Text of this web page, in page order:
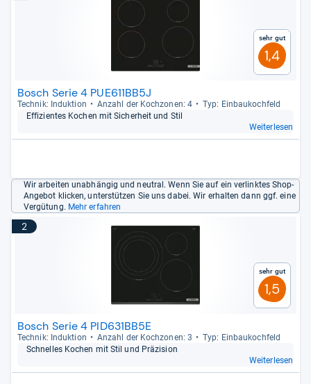
Sehr gut
1,4
Bosch Serie 4 PUE611BB5J
Tech­nik: Induk­tion Anzahl der Koch­zo­nen: 4
Typ: Ein­bau­koch­feld
Effi­zi­en­tes Kochen mit Sicher­heit und Stil
Weiterlesen
Wir arbeiten unabhängig und neutral. Wenn Sie auf ein verlinktes Shop-
Angebot klicken, unterstützen Sie uns dabei. Wir erhalten dann ggf. eine
Vergütung. Mehr erfahren
2
Sehr gut
1,5
Bosch Serie 4 PID631BB5E
Tech­nik: Induk­tion Anzahl der Koch­zo­nen: 3
Typ: Ein­bau­koch­feld
Schnel­les Kochen mit Stil und Prä­zi­sion
Weiterlesen